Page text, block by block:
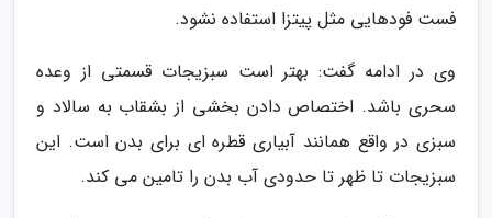
فست فودهایی مثل پیتزا استفاده نشود.
وی در ادامه گفت: بهتر است سبزیجات قسمتی از وعده
سحری باشد. اختصاص دادن بخشی از بشقاب به سالاد و
سبزی در واقع همانند آبیاری قطره ای برای بدن است. این
سبزیجات تا ظهر تا حدودی آب بدن را تامین می کند.